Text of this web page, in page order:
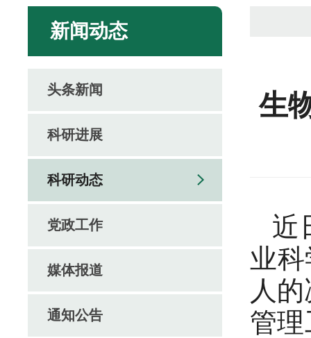
新闻动态
头条新闻
科研进展
科研动态
党政工作
媒体报道
通知公告
生
近
业
人
管